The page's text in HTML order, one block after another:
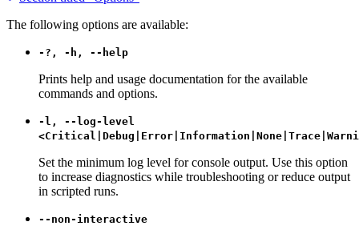
The following options are available:
-?, -h, --help
Prints help and usage documentation for the available
commands and options.
-l, --log-level
Set the minimum log level for console output. Use this option
to increase diagnostics while troubleshooting or reduce output
in scripted runs.
--non-interactive